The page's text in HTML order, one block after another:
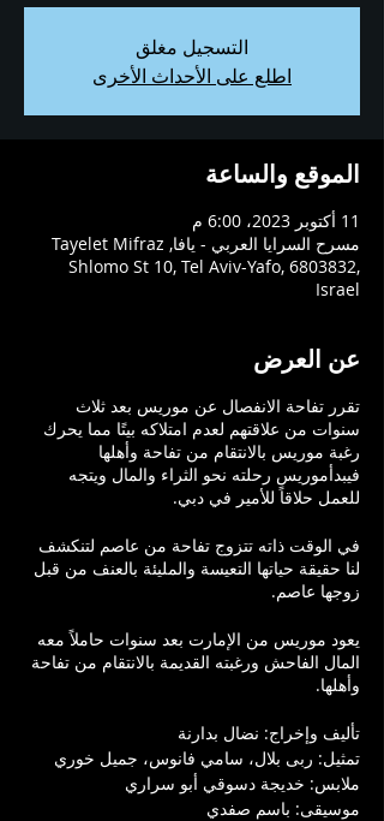
التسجيل مغلق
اطلع على الأحداث الأخرى
الموقع والساعة
11 أكتوبر 2023، 6:00 م
مسرح السرايا العربي - يافا, Tayelet Mifraz
Shlomo St 10, Tel Aviv-Yafo, 6803832,
Israel
عن العرض
تقرر تفاحة الانفصال عن موريس بعد ثلاث
سنوات من علاقتهم لعدم امتلاكه بيتًا مما يحرك
رغبة موريس بالانتقام من تفاحة وأهلها
فيبدأموريس رحلته نحو الثراء والمال ويتجه
للعمل حلاقاً للأمير في دبي.
في الوقت ذاته تتزوج تفاحة من عاصم لتنكشف
لنا حقيقة حياتها التعيسة والمليئة بالعنف من قبل
زوجها عاصم.
يعود موريس من الإمارت بعد سنوات حاملاً معه
المال الفاحش ورغبته القديمة بالانتقام من تفاحة
وأهلها.
تأليف وإخراج: نضال بدارنة
تمثيل: ربى بلال، سامي فانوس، جميل خوري
ملابس: خديجة دسوقي أبو سراري
موسيقى: باسم صفدي